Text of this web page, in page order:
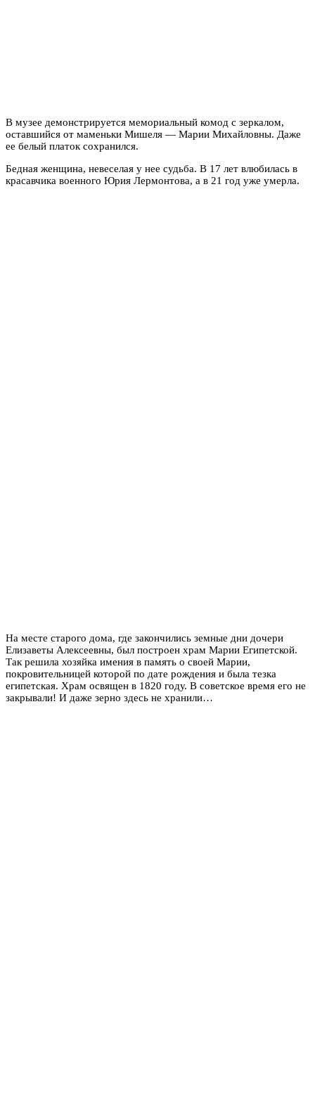
​​​​​​​В музее демонстрируется мемориальный комод с зеркалом,
оставшийся от маменьки Мишеля — Марии Михайловны. Даже
ее белый платок сохранился.
Бедная женщина, невеселая у нее судьба. В 17 лет влюбилась в
красавчика военного Юрия Лермонтова, а в 21 год уже умерла.
На месте старого дома, где закончились земные дни дочери
Елизаветы Алексеевны, был построен храм Марии Египетской.
Так решила хозяйка имения в память о своей Марии,
покровительницей которой по дате рождения и была тезка
египетская. Храм освящен в 1820 году. В советское время его не
закрывали! И даже зерно здесь не хранили…